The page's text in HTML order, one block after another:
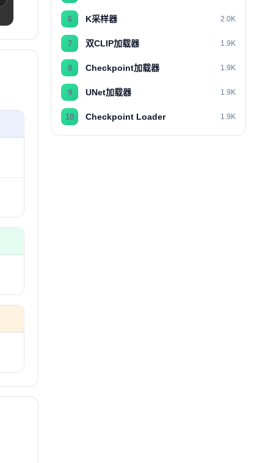
6 K采样器 2.0K
7 双CLIP加载器 1.9K
8 Checkpoint加载器 1.9K
9 UNet加载器 1.9K
10 Checkpoint Loader 1.9K